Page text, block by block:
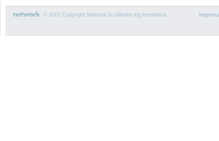
© 2007 Copyright Network.hu Minden jog fenntartva.